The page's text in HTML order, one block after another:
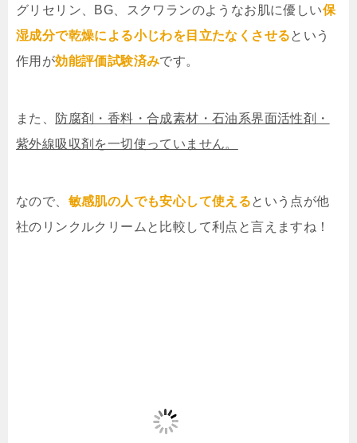
グリセリン、BG、スクワランのようなお肌に優しい保
湿成分で乾燥による小じわを目立たなくさせるという
作用が効能評価試験済みです。
また、
防腐剤・香料・合成素材・石油系界面活性剤・
紫外線吸収剤を一切使っていません。
なので、 敏感肌の人でも安心して使えるという点が他
社のリンクルクリームと比較して利点と言えますね！